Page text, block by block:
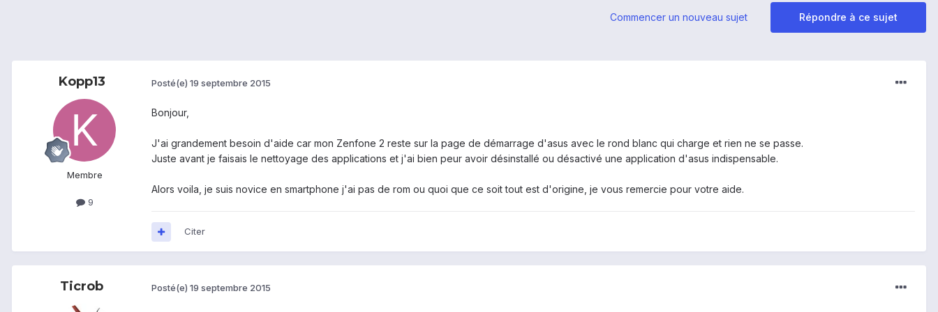
Répondre à ce sujet
Commencer un nouveau sujet
Kopp13
Membre
9
Posté(e) 19 septembre 2015
Bonjour,
J'ai grandement besoin d'aide car mon Zenfone 2 reste sur la page de démarrage d'asus avec le rond blanc qui charge et rien ne se passe.
Juste avant je faisais le nettoyage des applications et j'ai bien peur avoir désinstallé ou désactivé une application d'asus indispensable.
Alors voila, je suis novice en smartphone j'ai pas de rom ou quoi que ce soit tout est d'origine, je vous remercie pour votre aide.
Citer
Ticrob Posté(e) 19 septembre 2015